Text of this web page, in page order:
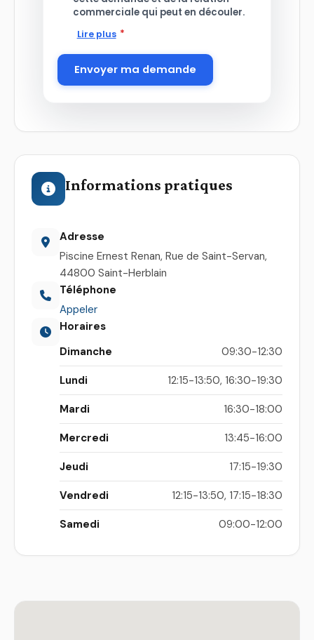
commerciale qui peut en découler.
Lire plus *
Envoyer ma demande
Informations pratiques
Adresse
Piscine Ernest Renan, Rue de Saint-Servan,
44800 Saint-Herblain
Téléphone
Appeler
Horaires
Dimanche
09:30-12:30
Lundi 12:15-13:50, 16:30-19:30
Mardi 16:30-18:00
Mercredi 13:45-16:00
Jeudi 17:15-19:30
Vendredi 12:15-13:50, 17:15-18:30
Samedi 09:00-12:00